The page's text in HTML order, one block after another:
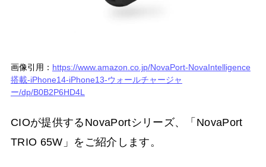
画像引用： https://www.amazon.co.jp/NovaPort-NovaIntelligence
搭載-iPhone14-iPhone13-ウォールチャージャ
ー/dp/B0B2P6HD4L
CIOが提供するNovaPortシリーズ、「NovaPort
TRIO 65W」をご紹介します。